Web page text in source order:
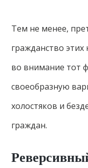
Тем не менее,
гражданство
во внимание тот
своеобразную
холостяков и
граждан.